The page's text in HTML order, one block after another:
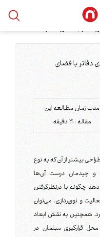
دفاتر با فضای محدود
دفاتر با فضای
مدت زمان مطالعه این
مقاله :21 دقیقه
بیشتر از آن‌که به نوع
و چیدمان درست آن‌ها
چگونه با درنظرگرفتن
و نورپردازی، می‌توان
همچنین به نقش ابعاد
قرارگیری مبلمان در